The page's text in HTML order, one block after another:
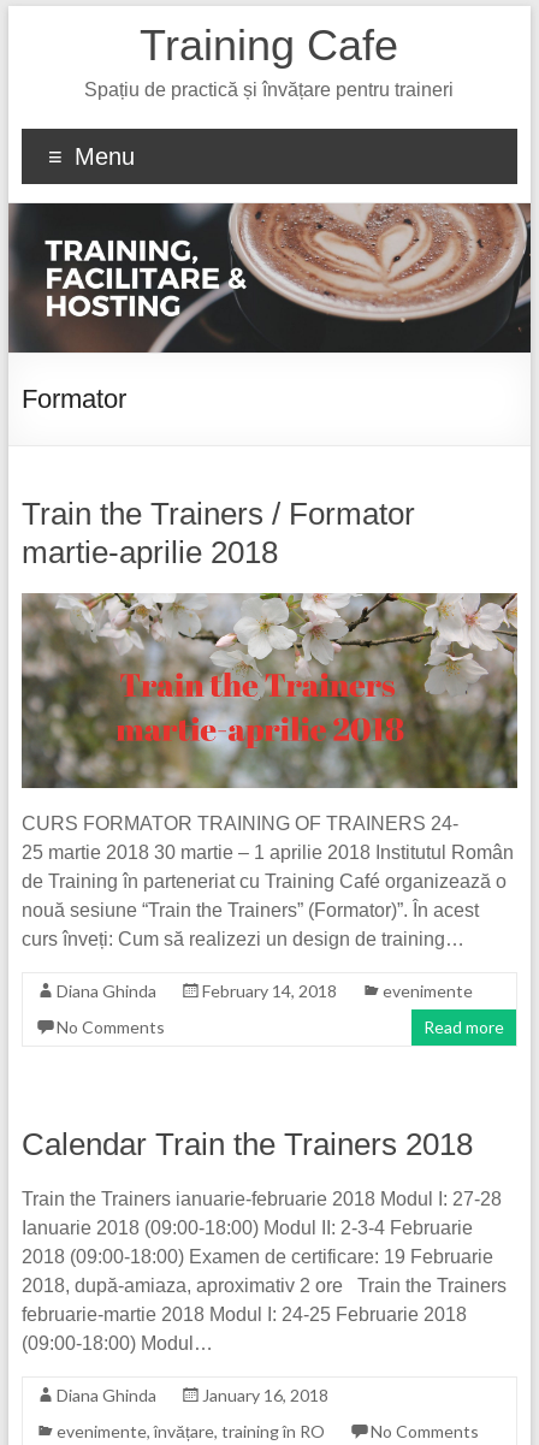
Training Cafe
Spațiu de practică și învățare pentru traineri
Menu
Formator
Train the Trainers / Formator
martie-aprilie 2018
CURS FORMATOR TRAINING OF TRAINERS 24-
25 martie 2018 30 martie – 1 aprilie 2018 Institutul Român
de Training în parteneriat cu Training Café organizează o
nouă sesiune “Train the Trainers” (Formator)”. În acest
curs înveți: Cum să realizezi un design de training…
Diana Ghinda February 14, 2018
evenimente
No Comments
Read more
Calendar Train the Trainers 2018
Train the Trainers ianuarie-februarie 2018 Modul I: 27-28
Ianuarie 2018 (09:00-18:00) Modul II: 2-3-4 Februarie
2018 (09:00-18:00) Examen de certificare: 19 Februarie
2018, după-amiaza, aproximativ 2 ore Train the Trainers
februarie-martie 2018 Modul I: 24-25 Februarie 2018
(09:00-18:00) Modul…
Diana Ghinda
January 16, 2018
evenimente,învățare, training în RO
No Comments